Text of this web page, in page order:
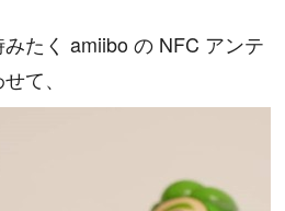
たく amiibo の NFC アンテ
て、